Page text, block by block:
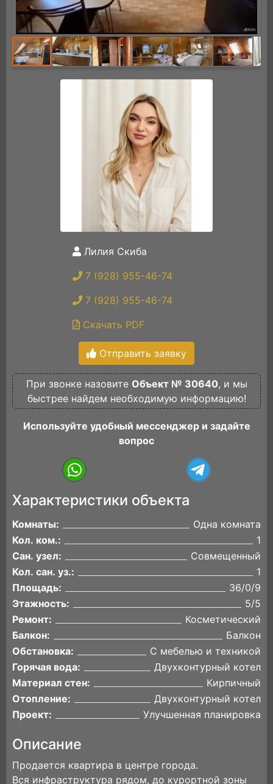
Лилия Скиба
7 (928) 955-46-74
7 (928) 955-46-74
Скачать PDF
Отправить заявку
При звонке назовите Объект № 30640, и мы
быстрее найдем необходимую информацию!
Используйте удобный мессенджер и задайте
вопрос
Характеристики объекта
Комнаты:
Одна комната
Кол. ком.:
1
Сан. узел:
Совмещенный
Кол. сан. уз.:
1
Площадь:
36/0/9
Этажность:
5/5
Ремонт:
Косметический
Балкон:
Балкон
Обстановка:
С мебелью и техникой
Горячая вода:
Двухконтурный котел
Материал стен:
Кирпичный
Отопление:
Двухконтурный котел
Проект:
Улучшенная планировка
Описание
Прoдaeтся квартирa в центpе горoдa.
Вcя инфpаcтpуктуpa pядом, до куроpтной зoны